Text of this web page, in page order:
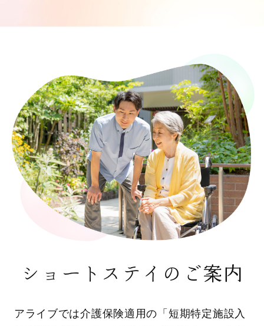
ショートステイのご案内
アライブでは介護保険適用の「短期特定施設入